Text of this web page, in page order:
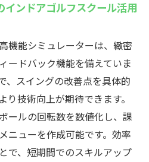
インドアゴルフスクール活用
機能シミュレーターは、緻密
ードバック機能を備えていま
、スイングの改善点を具体的
り技術向上が期待できます。
ールの回転数を数値化し、課
ニューを作成可能です。効率
で、短期間でのスキルアップ